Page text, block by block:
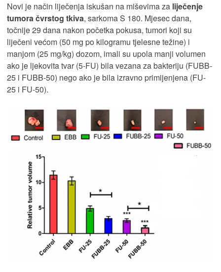
Novi je način liječenja iskušan na miševima za liječenje
tumora čvrstog tkiva, sarkoma S 180. Mjesec dana,
točnije 29 dana nakon početka pokusa, tumori koji su
liječeni većom (50 mg po kilogramu tjelesne težine) i
manjom (25 mg/kg) dozom, imali su upola manji volumen
ako je ljekovita tvar (5-FU) bila vezana za bakteriju (FUBB-
25 i FUBB-50) nego ako je bila izravno primijenjena (FU-
25 i FU-50).